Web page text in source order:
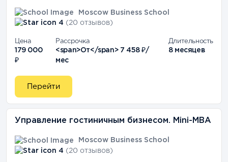
Moscow Business School
4 (20 отзывов)
Цена
179 000
₽
Рассрочка
<span>От</span> 7 458 ₽/
мес
Длительность
8 месяцев
Перейти
Управление гостиничным бизнесом. Mini-MBA
Moscow Business School
4 (20 отзывов)